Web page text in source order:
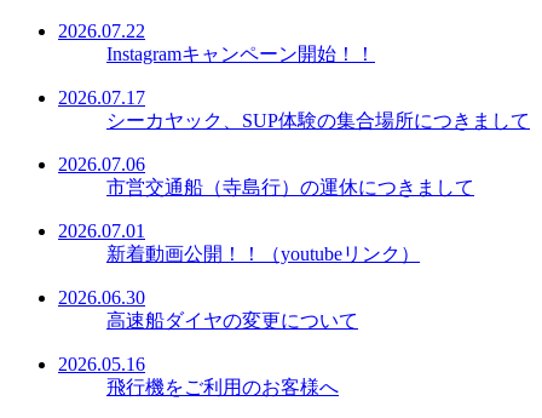
2026.07.22
Instagramキャンペーン開始！！
2026.07.17
シーカヤック、SUP体験の集合場所につきまして
2026.07.06
市営交通船（寺島行）の運休につきまして
2026.07.01
新着動画公開！！（youtubeリンク）
2026.06.30
高速船ダイヤの変更について
2026.05.16
飛行機をご利用のお客様へ